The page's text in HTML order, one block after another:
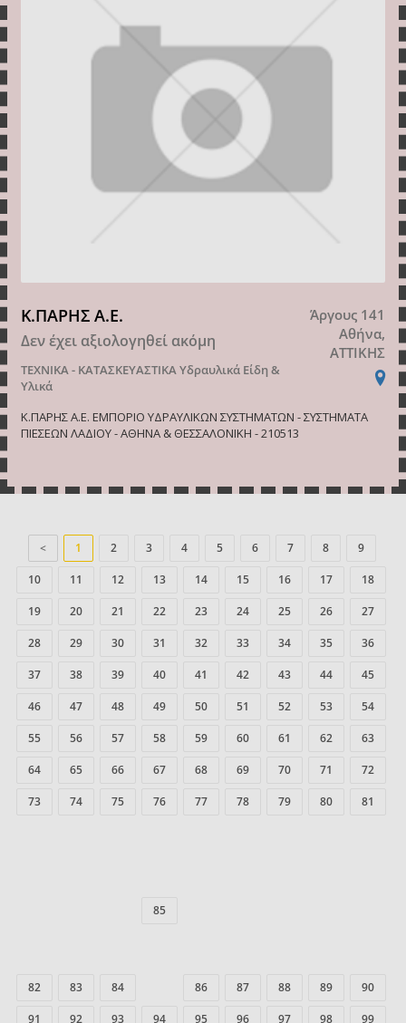
Κ.ΠΑΡΗΣ A.Ε.
Δεν έχει αξιολογηθεί ακόμη
ΤΕΧΝΙΚΑ - ΚΑΤΑΣΚΕΥΑΣΤΙΚΑΥδραυλικά Είδη &
Υλικά
Άργους 141
Αθήνα,
ΑΤΤΙΚΗΣ
Κ.ΠΑΡΗΣ A.Ε. ΕΜΠΟΡΙΟ ΥΔΡΑΥΛΙΚΩΝ ΣΥΣΤΗΜΑΤΩΝ - ΣΥΣΤΗΜΑΤΑ
ΠΙΕΣΕΩΝ ΛΑΔΙΟΥ - ΑΘΗΝΑ & ΘΕΣΣΑΛΟΝΙΚΗ - 210513
< 1 2 3 4 5 6 7 8 9
10 11 12 13 14 15 16 17 18
19 20 21 22 23 24 25 26 27
28 29 30 31 32 33 34 35 36
37 38 39 40 41 42 43 44 45
46 47 48 49 50 51 52 53 54
55 56 57 58 59 60 61 62 63
64 65 66 67 68 69 70 71 72
73 74 75 76 77 78 79 80 81
82 83 84
85
86 87 88 89 90
91 92 93 94 95 96 97 98 99